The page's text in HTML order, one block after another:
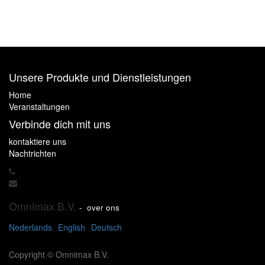
Unsere Produkte und Dienstleistungen
Home
Veranstaltungen
Verbinde dich mit uns
kontaktiere uns
Nachtrichten
Omnimax B.V. - over ons
Nederlands English Deutsch
Copyright © Omnimax B.V.